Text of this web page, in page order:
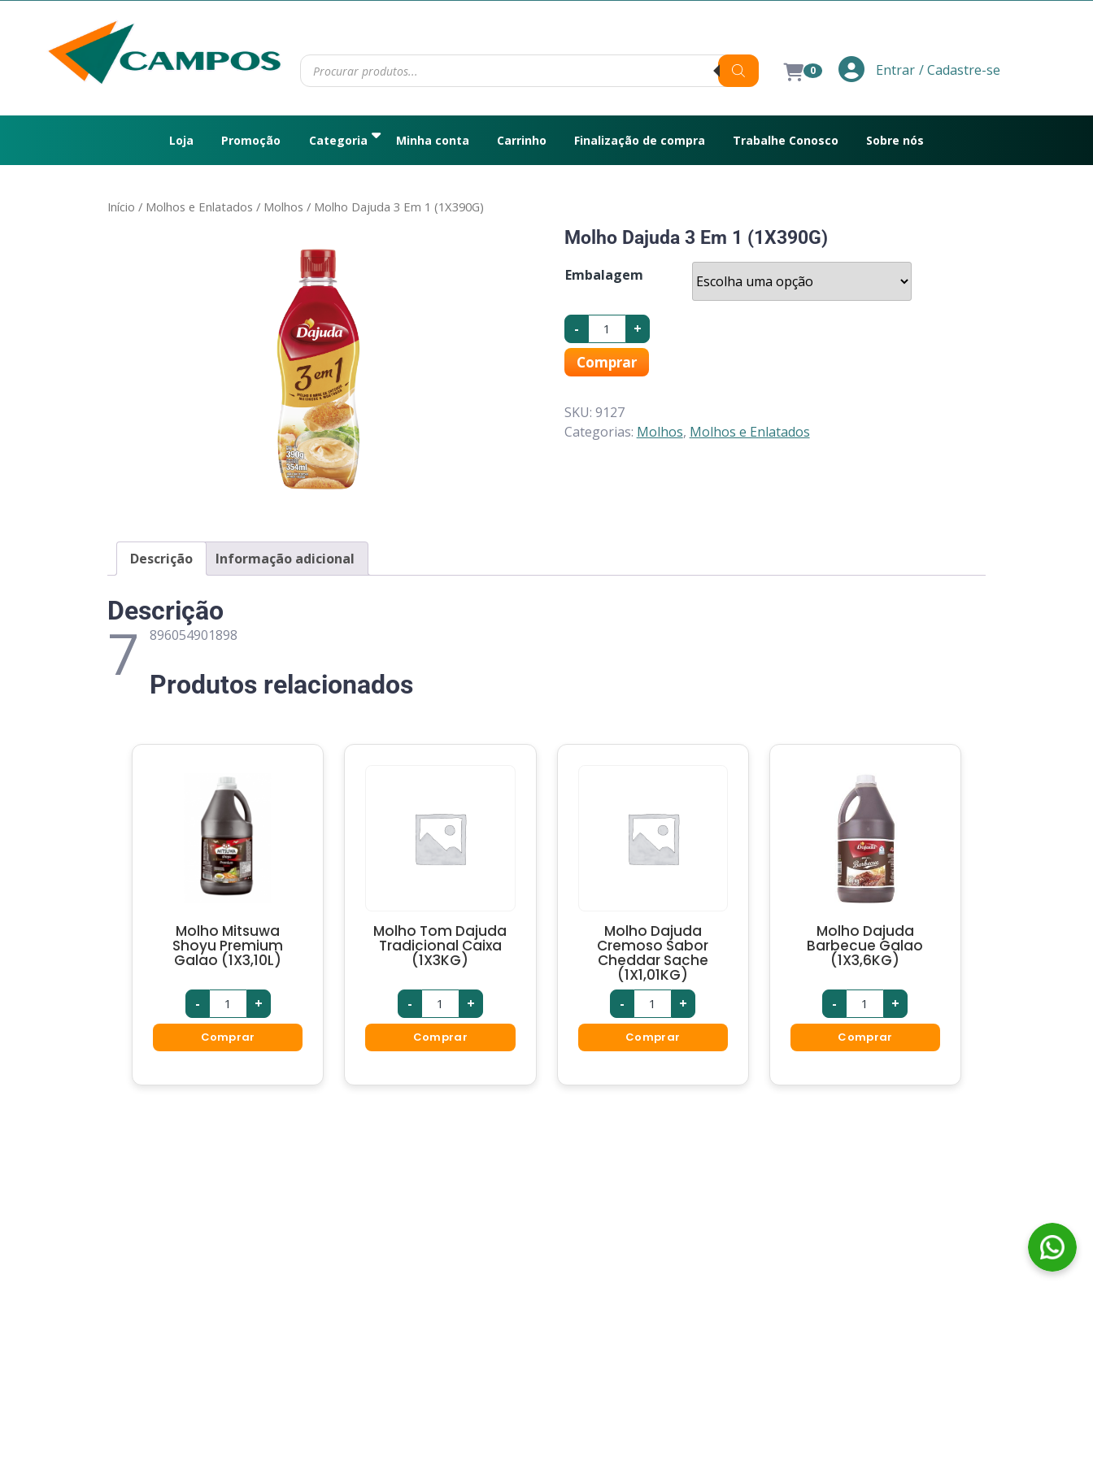
0 Entrar / Cadastre-se
Loja Promoção Categoria Minha conta Carrinho Finalização de compra Trabalhe Conosco Sobre nós
Início / Molhos e Enlatados / Molhos / Molho Dajuda 3 Em 1 (1X390G)
Molho Dajuda 3 Em 1 (1X390G)
Embalagem
- +
Comprar
SKU: 9127
Categorias: Molhos, Molhos e Enlatados
Descrição Informação adicional
Descrição
7 896054901898
Produtos relacionados
Molho Mitsuwa
Shoyu Premium
Galao (1X3,10L)
- +
Comprar
Molho Tom Dajuda
Tradicional Caixa
(1X3KG)
- +
Comprar
Molho Dajuda
Cremoso Sabor
Cheddar Sache
(1X1,01KG)
- +
Comprar
Molho Dajuda
Barbecue Galao
(1X3,6KG)
- +
Comprar